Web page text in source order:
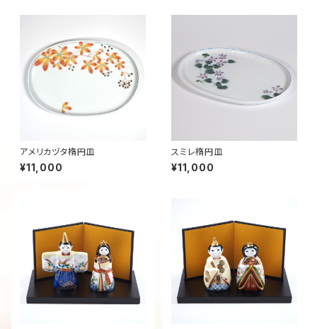
アメリカヅタ楕円皿
¥11,000
スミレ楕円皿
¥11,000